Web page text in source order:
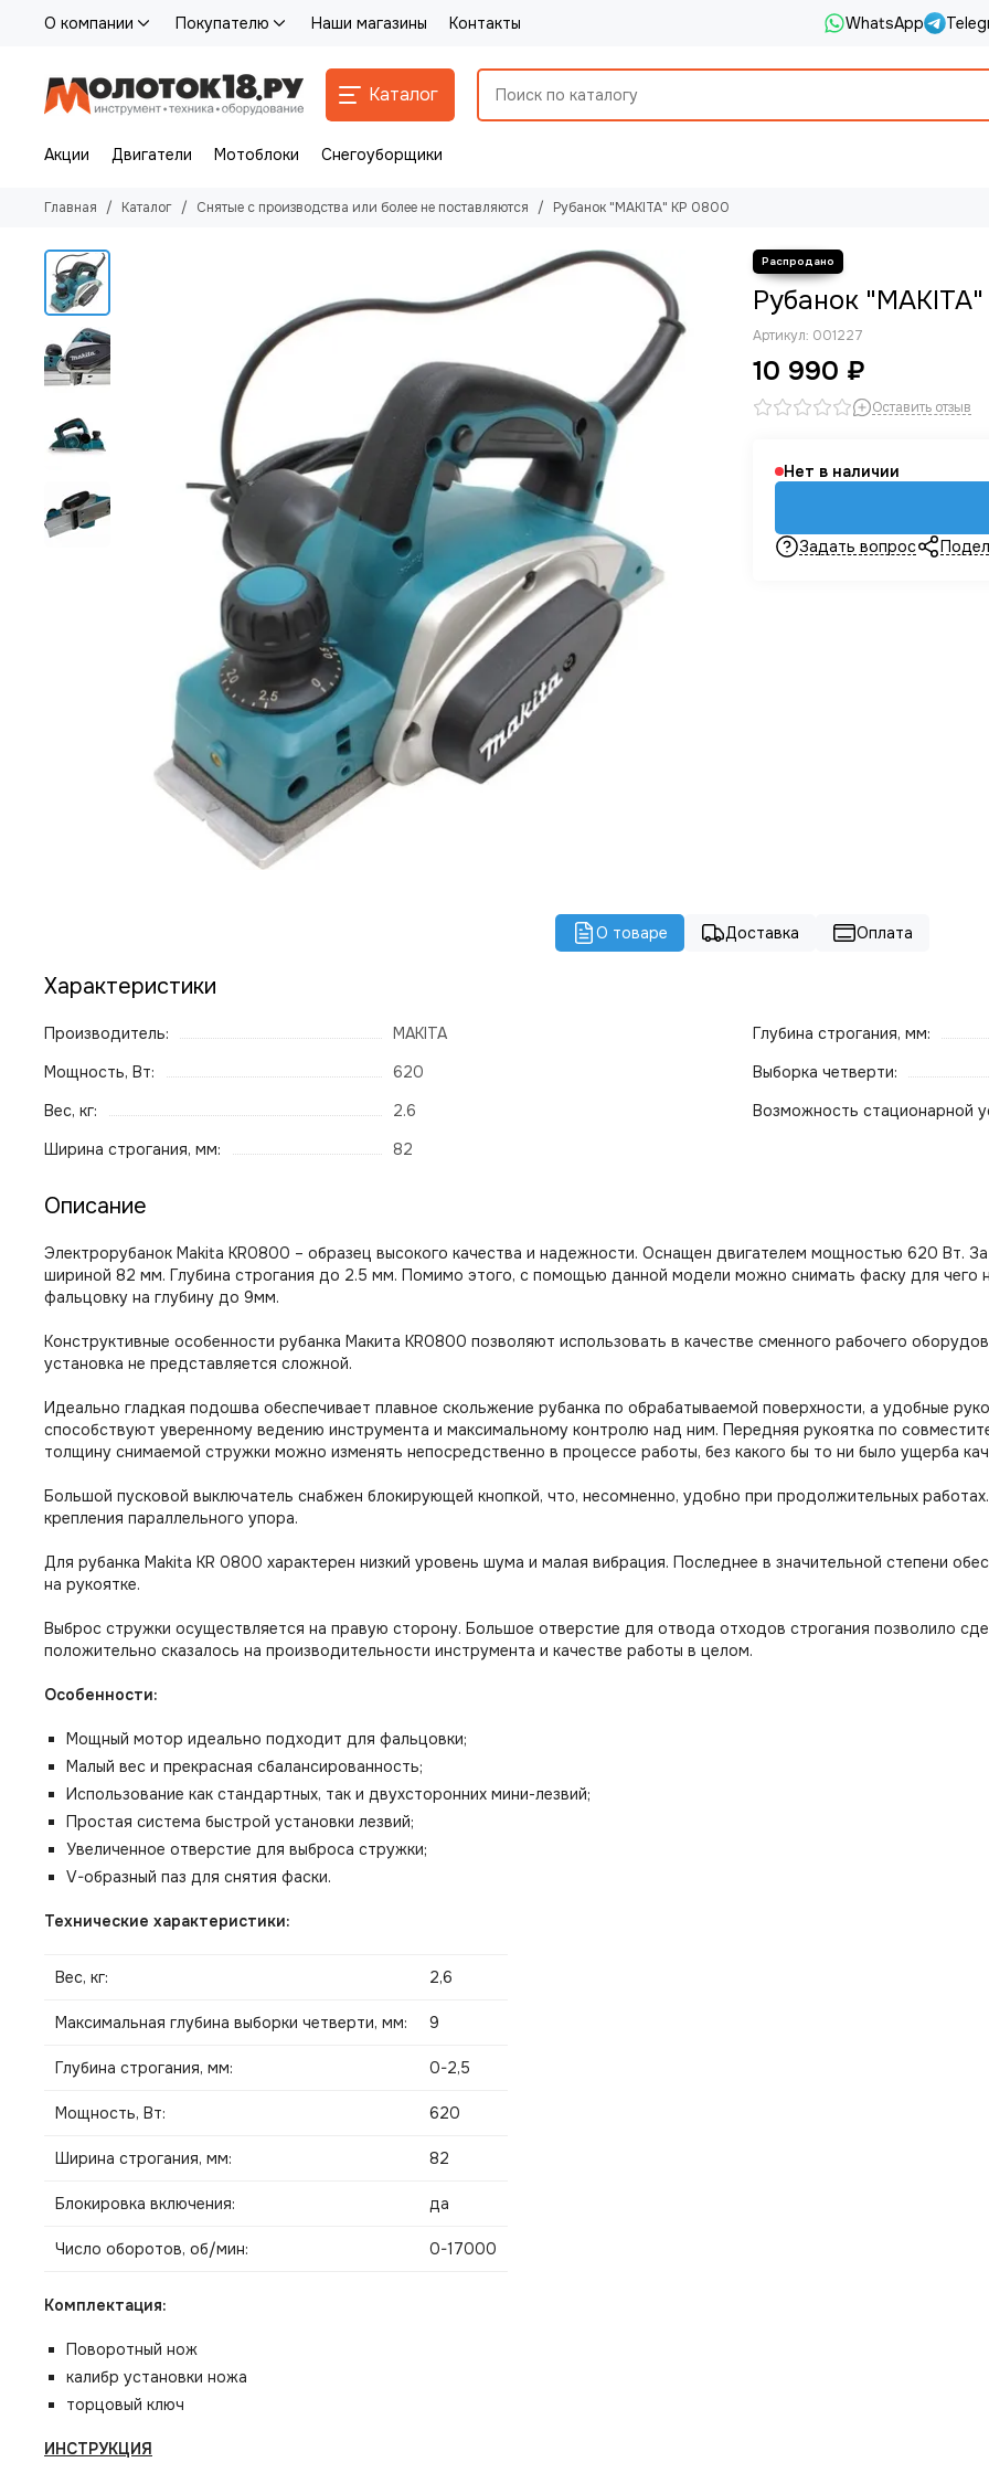
О компании Покупателю Наши магазины Контакты WhatsApp
Каталог
Акции Двигатели Мотоблоки Снегоуборщики
Главная Каталог Снятые с производства или более не поставляются Рубанок "MAKITA" KP 0800
Рубанок
Артикул: 001227
10 990 ₽
Оставить отзыв
Нет в наличии
Задать вопрос
О товаре Доставка Оплата
Характеристики
Производитель:
MAKITA
Мощность, Вт:
620
Вес, кг:
2.6
Ширина строгания, мм:
82
Глубина строгания, мм:
Выборка четверти:
Возможность стационарной
Описание
Электрорубанок Makita KR0800 – образец высокого качества и надежности. Оснащен двигателем мощностью 620 Вт.
шириной 82 мм. Глубина строгания до 2.5 мм. Помимо этого, с помощью данной модели можно снимать фаску для чего
фальцовку на глубину до 9мм.
Конструктивные особенности рубанка Макита KR0800 позволяют использовать в качестве сменного рабочего
установка не представляется сложной.
Идеально гладкая подошва обеспечивает плавное скольжение рубанка по обрабатываемой поверхности, а удобные
способствуют уверенному ведению инструмента и максимальному контролю над ним. Передняя рукоятка по
толщину снимаемой стружки можно изменять непосредственно в процессе работы, без какого бы то ни было ущерба
Большой пусковой выключатель снабжен блокирующей кнопкой, что, несомненно, удобно при продолжительных
крепления параллельного упора.
Для рубанка Makita KR 0800 характерен низкий уровень шума и малая вибрация. Последнее в значительной степени
на рукоятке.
Выброс стружки осуществляется на правую сторону. Большое отверстие для отвода отходов строгания позволило
положительно сказалось на производительности инструмента и качестве работы в целом.
Особенности:
Мощный мотор идеально подходит для фальцовки;
Малый вес и прекрасная сбалансированность;
Использование как стандартных, так и двухсторонних мини-лезвий;
Простая система быстрой установки лезвий;
Увеличенное отверстие для выброса стружки;
V-образный паз для снятия фаски.
Технические характеристики:
Вес, кг: 2,6
Максимальная глубина выборки четверти, мм: 9
Глубина строгания, мм: 0-2,5
Мощность, Вт: 620
Ширина строгания, мм: 82
Блокировка включения: да
Число оборотов, об/мин: 0-17000
Комплектация:
Поворотный нож
калибр установки ножа
торцовый ключ
ИНСТРУКЦИЯ